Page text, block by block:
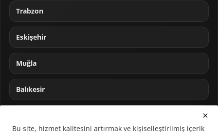
Trabzon
Eskişehir
Muğla
Balıkesir
Bu site, hizmet kalitesini artırmak ve kişiselleştirilmiş içerik